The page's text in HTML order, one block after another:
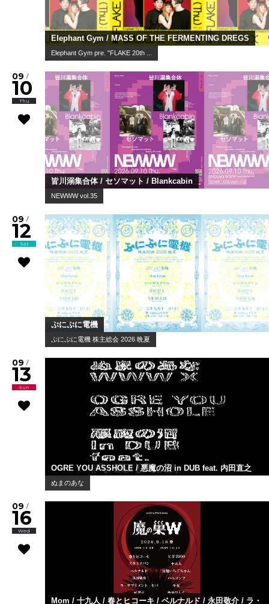
Elephant Gym / MASS OF THE FERMENTING DREGS
Elephant Gym pre. "FLAKE 20th ...
09 /
10
Thu
皆川溺集合体 / セソマット / Blankcabin
NEWWW vol.35
09 /
12
Sat
ぷにぷに電機
ぷにぷに電機 株主総会 2026 晩夏
09 /
13
Sun
OGRE YOU ASSHOLE / 悪魔の沼 in DUB feat. 内田直之
ぬまのあな
09 /
16
Wed
Mom / 十九人 / 春とヒコーキ / ベルナルド / 永田敬介 / ラ・